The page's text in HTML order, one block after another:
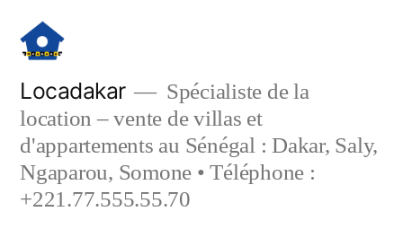
contenu
Locadakar
Spécialiste de la
location – vente de villas et
d'appartements au Sénégal : Dakar, Saly,
Ngaparou, Somone • Téléphone :
+221.77.555.55.70